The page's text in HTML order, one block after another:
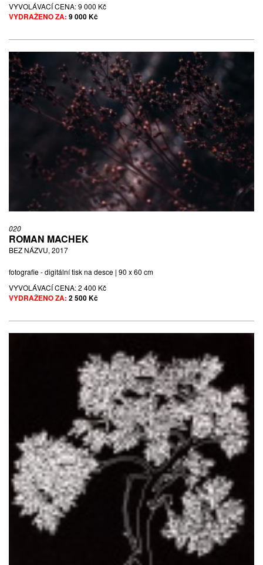
VYVOLÁVACÍ CENA:9 000 Kč
VYDRAŽENO ZA: 9 000 Kč
020
ROMAN MACHEK
BEZ NÁZVU, 2017
fotografie - digitální tisk na desce | 90 x 60 cm
VYVOLÁVACÍ CENA:2 400 Kč
VYDRAŽENO ZA: 2 500 Kč